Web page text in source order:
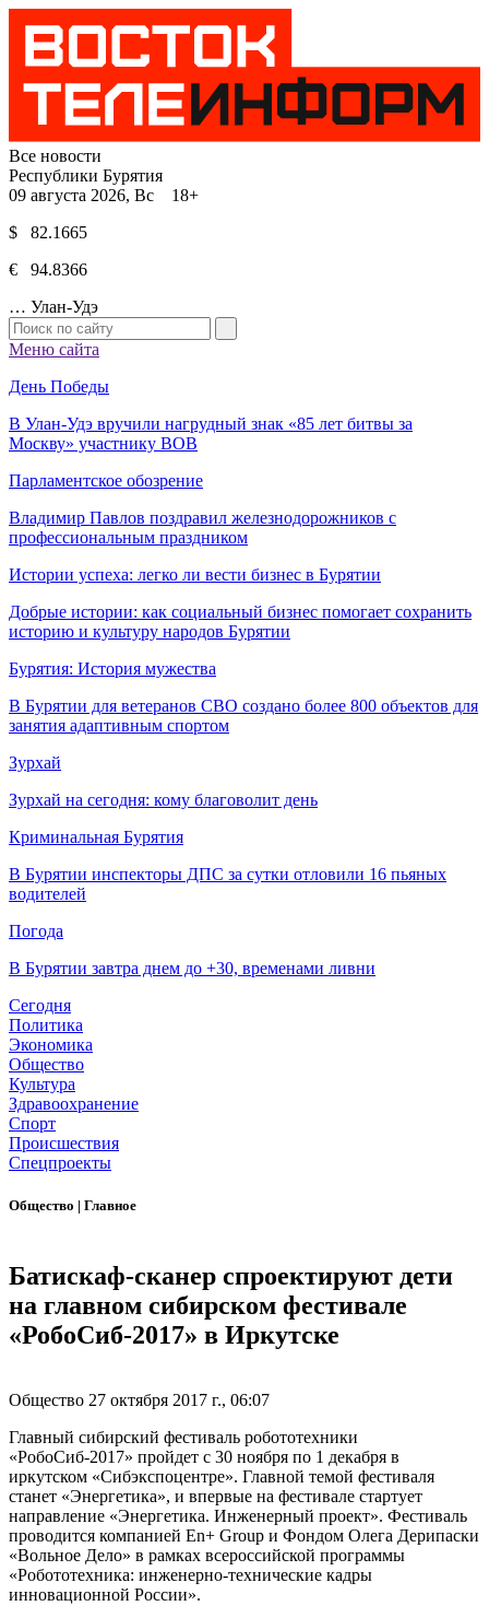
Все новости
Республики Бурятия
09 августа 2026, Вс 18+
$ 82.1665
€ 94.8366
… Улан-Удэ
Меню сайта
День Победы
В Улан-Удэ вручили нагрудный знак «85 лет битвы за
Москву» участнику ВОВ
Парламентское обозрение
Владимир Павлов поздравил железнодорожников с
профессиональным праздником
Истории успеха: легко ли вести бизнес в Бурятии
Добрые истории: как социальный бизнес помогает сохранить
историю и культуру народов Бурятии
Бурятия: История мужества
В Бурятии для ветеранов СВО создано более 800 объектов для
занятия адаптивным спортом
Зурхай
Зурхай на сегодня: кому благоволит день
Криминальная Бурятия
В Бурятии инспекторы ДПС за сутки отловили 16 пьяных
водителей
Погода
В Бурятии завтра днем до +30, временами ливни
Сегодня
Политика
Экономика
Общество
Культура
Здравоохранение
Спорт
Происшествия
Спецпроекты
Общество | Главное
Батискаф-сканер спроектируют дети
на главном сибирском фестивале
«РобоСиб-2017» в Иркутске
Общество 27 октября 2017 г., 06:07
Главный сибирский фестиваль робототехники
«РобоСиб-2017» пройдет с 30 ноября по 1 декабря в
иркутском «Сибэкспоцентре». Главной темой фестиваля
станет «Энергетика», и впервые на фестивале стартует
направление «Энергетика. Инженерный проект». Фестиваль
проводится компанией En+ Group и Фондом Олега Дерипаски
«Вольное Дело» в рамках всероссийской программы
«Робототехника: инженерно-технические кадры
инновационной России».